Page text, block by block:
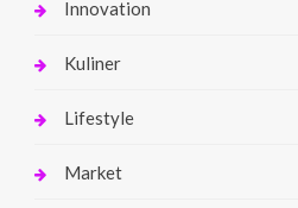
Innovation
Kuliner
Lifestyle
Market